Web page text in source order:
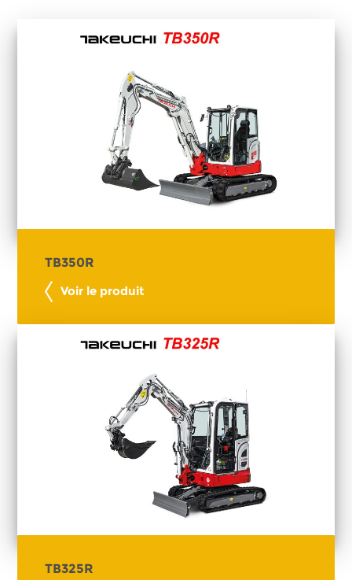
TB350R
Voir le produit
TB325R